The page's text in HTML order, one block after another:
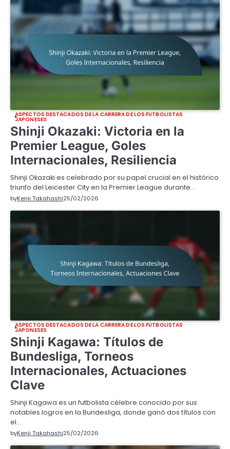
ASPECTOS DESTACADOS DE LA CARRERA DE LOS FUTBOLISTAS
JAPONESES
Shinji Okazaki: Victoria en la
Premier League, Goles
Internacionales, Resiliencia
Shinji Okazaki es celebrado por su papel crucial en el histórico
triunfo del Leicester City en la Premier League durante…
byKenji Takahashi25/02/2026
ASPECTOS DESTACADOS DE LA CARRERA DE LOS FUTBOLISTAS
JAPONESES
Shinji Kagawa: Títulos de
Bundesliga, Torneos
Internacionales, Actuaciones
Clave
Shinji Kagawa es un futbolista célebre conocido por sus
notables logros en la Bundesliga, donde ganó dos títulos con
el…
byKenji Takahashi25/02/2026